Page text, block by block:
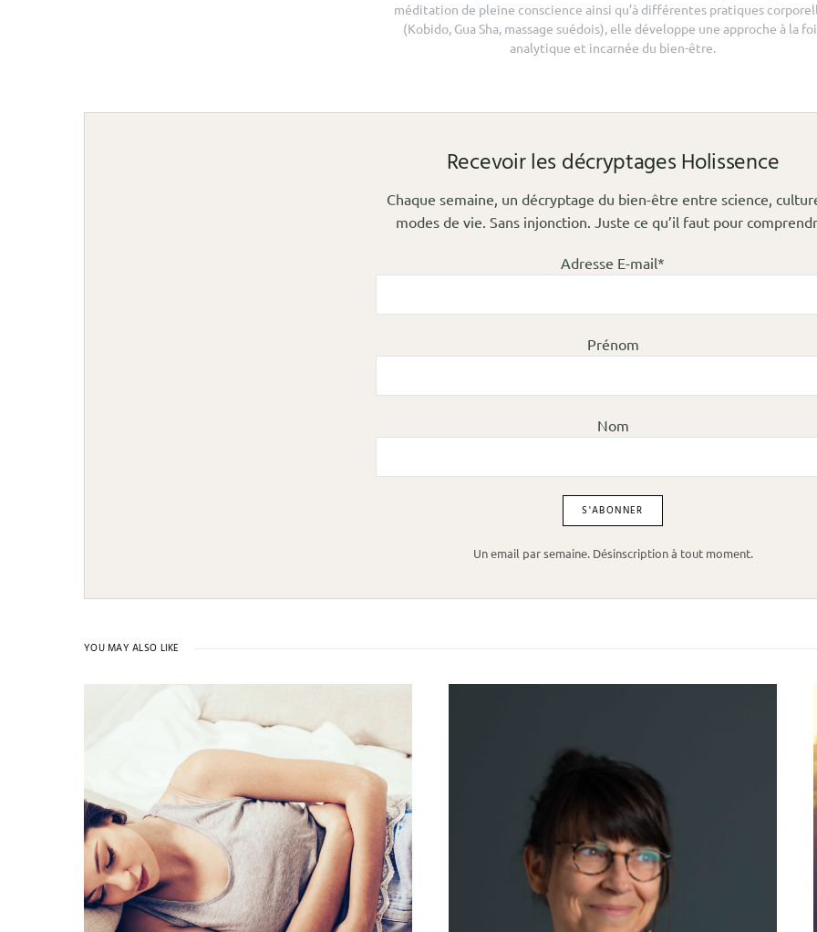
méditation de pleine conscience ainsi qu’à différentes pratiques
(Kobido, Gua Sha, massage suédois), elle développe une approche à la
analytique et incarnée du bien-être.
Recevoir les décryptages Holissence
Chaque semaine, un décryptage du bien-être entre science,
modes de vie. Sans injonction. Juste ce qu’il faut pour
Adresse E-mail*
Prénom
Nom
Un email par semaine. Désinscription à tout moment.
YOU MAY ALSO LIKE